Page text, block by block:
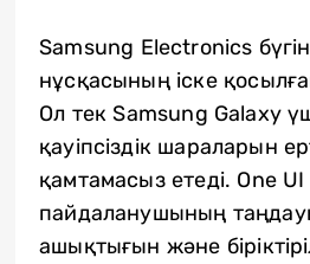
Samsung Electronics
нұсқасының іске
Ол тек Samsung Galaxy
қауіпсіздік шараларын
қамтамасыз етеді. One
пайдаланушының
ашықтығын және